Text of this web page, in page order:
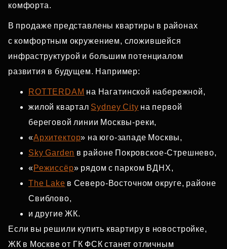
комфорта.
В продаже представлены квартиры в районах
с комфортным окружением, сложившейся
инфраструктурой и большим потенциалом
развития в будущем. Например:
ROTTERDAM на Нагатинской набережной,
жилой квартал Sydney City на первой
береговой линии Москвы‑реки,
«Архитектор» на юго‑западе Москвы,
Sky Garden в районе Покровское‑Стрешнево,
«Режиссёр» рядом с парком ВДНХ,
The Lake в Северо‑Восточном округе, районе
Свиблово,
и другие ЖК.
Если вы решили купить квартиру в новостройке,
ЖК в Москве от ГК ФСК станет отличным